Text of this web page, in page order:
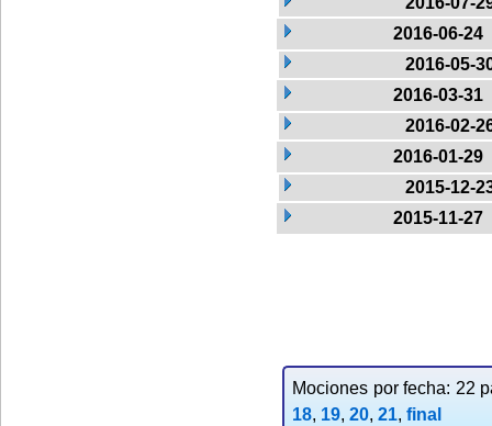
2016-06-24
2016-05-
2016-03-31
2016-02-
2016-01-29
2015-12-
2015-11-27
Mociones por fecha: 22
18, 19, 20, 21, final